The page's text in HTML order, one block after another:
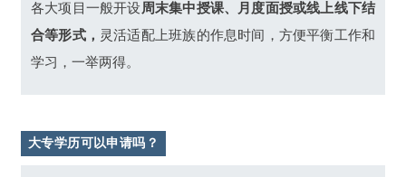
各大项目一般开设周末集中授课、月度面授或线上线下结
合等形式， 灵活适配上班族的作息时间，方便平衡工作和
学习，一举两得。
大专学历可以申请吗？